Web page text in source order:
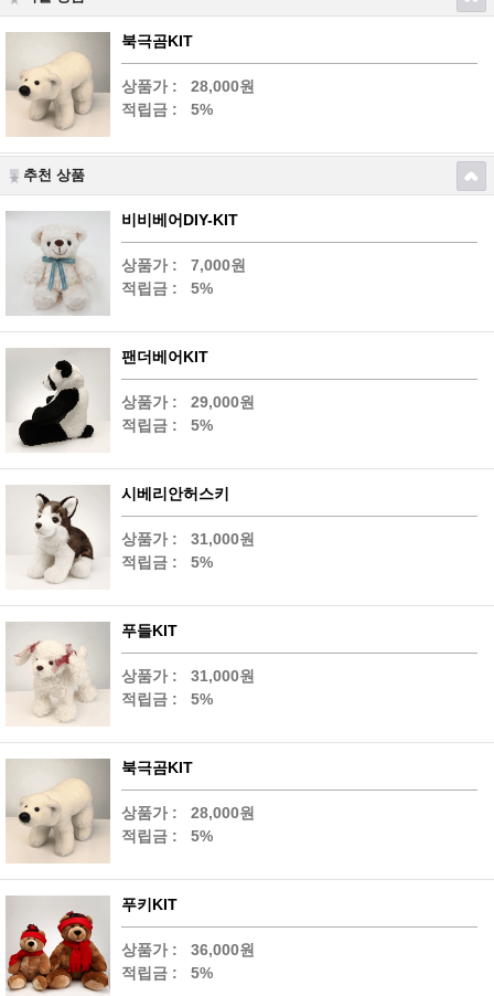
북극곰KIT
상품가 :
28,000원
적립금 :
5%
추천 상품
비비베어DIY-KIT
상품가 :
7,000원
적립금 :
5%
팬더베어KIT
상품가 :
29,000원
적립금 :
5%
시베리안허스키
상품가 :
31,000원
적립금 :
5%
푸들KIT
상품가 :
31,000원
적립금 :
5%
북극곰KIT
상품가 :
28,000원
적립금 :
5%
푸키KIT
상품가 :
36,000원
적립금 :
5%